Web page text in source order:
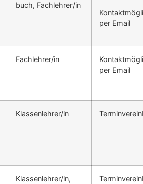
buch, Fachlehrer/in
per Email
Fachlehrer/in
per Email
Klassenlehrer/in
Klassenlehrer/in,